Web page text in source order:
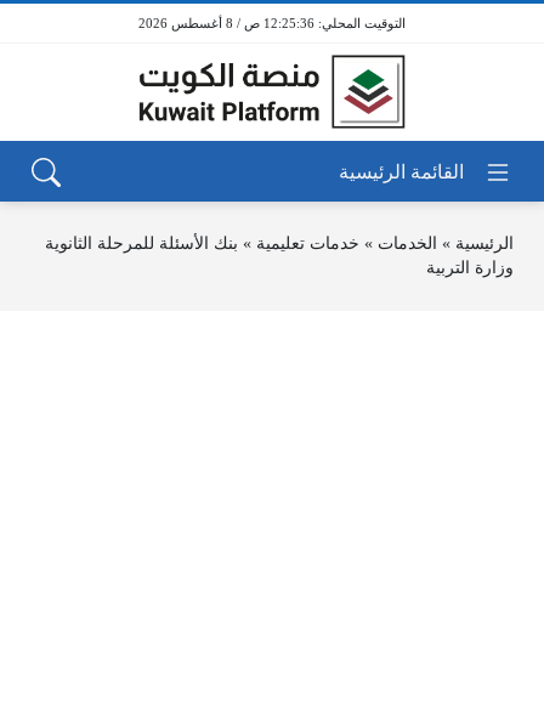
12:25:36 ص / 8 أغسطس 2026
الرئيسية » الخدمات » خدمات تعليمية » بنك الأسئلة للمرحلة الثانوية
وزارة التربية